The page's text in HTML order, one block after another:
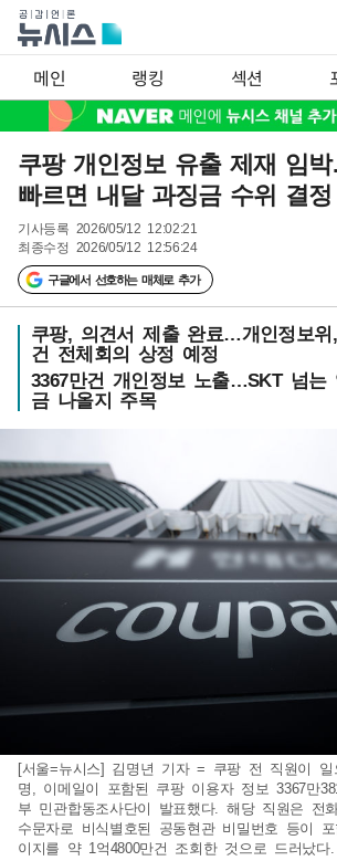
메인 랭킹 섹션
쿠팡 개인정보 유출 제재 임
빠르면 내달 과징금 수위 결정
기사등록 2026/05/12 12:02:21
최종수정 2026/05/12 12:56:24
구글에서 선호하는 매체로 추가
쿠팡, 의견서 제출 완료…개인정보
건 전체회의 상정 예정
3367만건 개인정보 노출…SKT 넘는
금 나올지 주목
[서울=뉴시스] 김명년 기자 = 쿠팡 전 직원이
명, 이메일이 포함된 쿠팡 이용자 정보 3367만
부 민관합동조사단이 발표했다. 해당 직원은 전
수문자로 비식별호된 공동현관 비밀번호 등이
이지를 약 1억4800만건 조회한 것으로 드러났